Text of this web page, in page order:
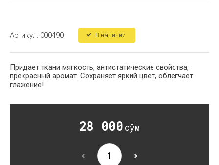
Артикул: 000490 В наличии
Придает ткани мягкость, антистатические свойства,
прекрасный аромат. Сохраняет яркий цвет, облегчает
глажение!
28 000 сўм